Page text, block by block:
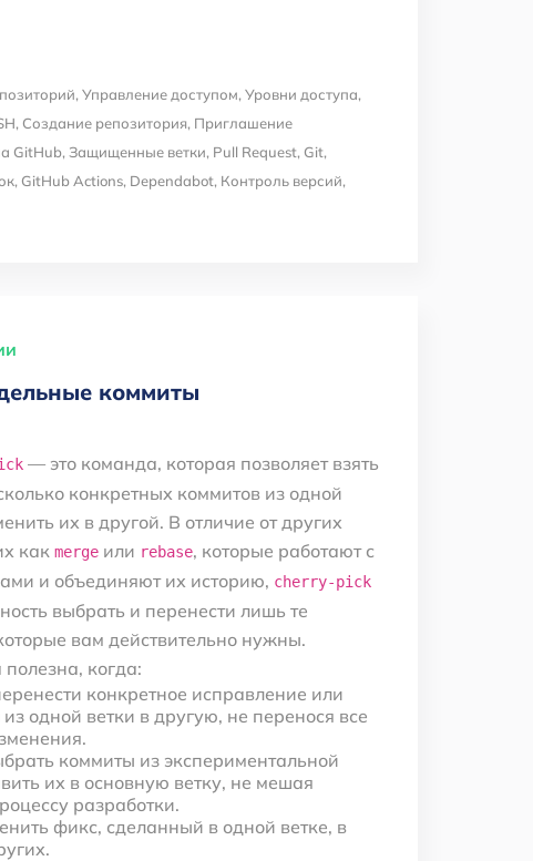
, Управление доступом, Уровни доступа,
, Создание репозитория, Приглашение
GitHub, Защищенные ветки, Pull Request, Git,
, GitHub Actions, Dependabot, Контроль версий,
коммиты
— это команда, которая позволяет взять
конкретных коммитов из одной
их в другой. В отличие от других
как merge или rebase, которые работают с
и объединяют их историю, cherry-pick
выбрать и перенести лишь те
вам действительно нужны.
когда:
конкретное исправление или
одной ветки в другую, не перенося все
коммиты из экспериментальной
их в основную ветку, не мешая
разработки.
фикс, сделанный в одной ветке, в